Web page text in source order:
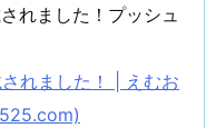
れました！プッシュ
れました！ | えむお